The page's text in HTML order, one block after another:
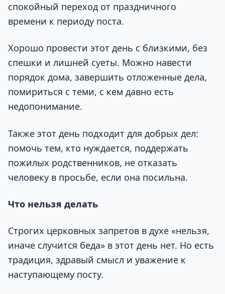
спокойный переход от праздничного
времени к периоду поста.
Хорошо провести этот день с близкими, без
спешки и лишней суеты. Можно навести
порядок дома, завершить отложенные дела,
помириться с теми, с кем давно есть
недопонимание.
Также этот день подходит для добрых дел:
помочь тем, кто нуждается, поддержать
пожилых родственников, не отказать
человеку в просьбе, если она посильна.
Что нельзя делать
Строгих церковных запретов в духе «нельзя,
иначе случится беда» в этот день нет. Но есть
традиция, здравый смысл и уважение к
наступающему посту.